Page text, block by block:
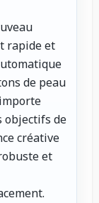
rapide et
de peau
objectifs de
créative
et